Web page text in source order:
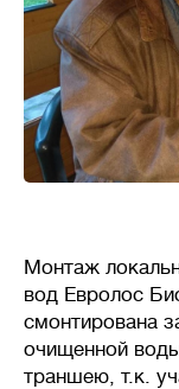
Монтаж
вод Евролос
смонтирована
очищенной
траншею, т.к.